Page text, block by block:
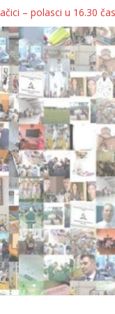
– polasci u 16.30
KOVAČICA